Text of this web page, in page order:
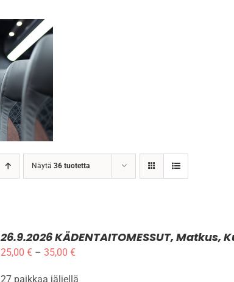
Näytä 36 tuotetta
26.9.2026 KÄDENTAITOMESSUT, Matkus,
25,00 € – 35,00 €Hintaluokka:
27 paikkaa jäljellä